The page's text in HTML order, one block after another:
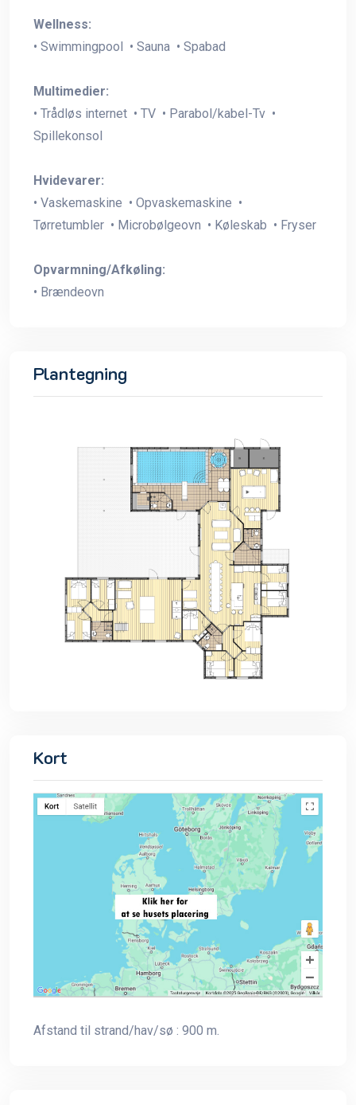
Wellness:
• Swimmingpool • Sauna • Spabad
Multimedier:
• Trådløs internet • TV • Parabol/kabel-Tv •
Spillekonsol
Hvidevarer:
• Vaskemaskine • Opvaskemaskine •
Tørretumbler • Microbølgeovn • Køleskab • Fryser
Opvarmning/Afkøling:
• Brændeovn
Plantegning
Kort
Afstand til strand/hav/sø : 900 m.